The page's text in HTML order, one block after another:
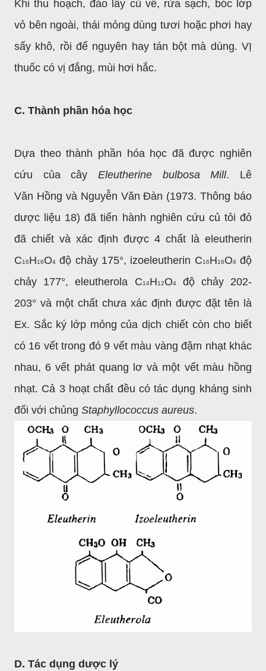
Khi thu hoạch, đào lấy củ về, rửa sạch, bóc lớp
vỏ bên ngoài, thái mỏng dùng tươi hoặc phơi hay
sấy khô, rồi để nguyên hay tán bột mà dùng. VỊ
thuốc có vị đắng, mùi hơi hắc.
C. Thành phần hóa học
Dựa theo thành phần hóa học đã được nghiên
cứu của cây Eleutherine bulbosa Mill. Lê
Văn Hồng và Nguyễn Văn Đàn (1973. Thông báo
dược liệu 18) đã tiến hành nghiên cứu củ tỏi đỏ
đã chiết và xác định được 4 chất là eleutherin
C16H16O4 độ chảy 175°, izoeleutherin C16H16O4độ
chảy 177°, eleutherola C14H12O4độ chảy 202-
203° và một chất chưa xác định được đặt tên là
Ex. Sắc ký lớp mỏng của dịch chiết còn cho biết
có 16 vết trong đó 9 vết màu vàng đậm nhạt khác
nhau, 6 vết phát quang lơ và một vết màu hồng
nhạt. Cả 3 hoạt chất đều có tác dụng kháng sinh
đối với chủng Staphyllococcus aureus.
D. Tác dụng dược lý